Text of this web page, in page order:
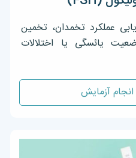
عملکرد تخمدان، تخمین
یائسگی یا اختلالات
آزمایش